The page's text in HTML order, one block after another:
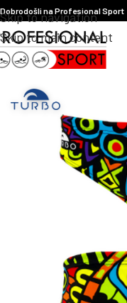
Skip to navigation
Skip to main content
Dobrodošli na Profesional Sport